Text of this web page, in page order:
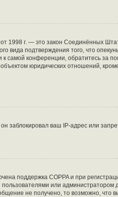
1998 г. — это закон Соединённых
вида подтверждения того, что
конференции, обратитесь за
юридических отношений,
ваш IP-адрес или
поддержка COPPA и при
или
не получено, то возможно, что